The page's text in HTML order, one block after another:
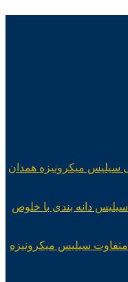
سیلیس میکرونیزه همدان
سیلیس دانه بندی با خلوص
سیلیس میکرونیزه